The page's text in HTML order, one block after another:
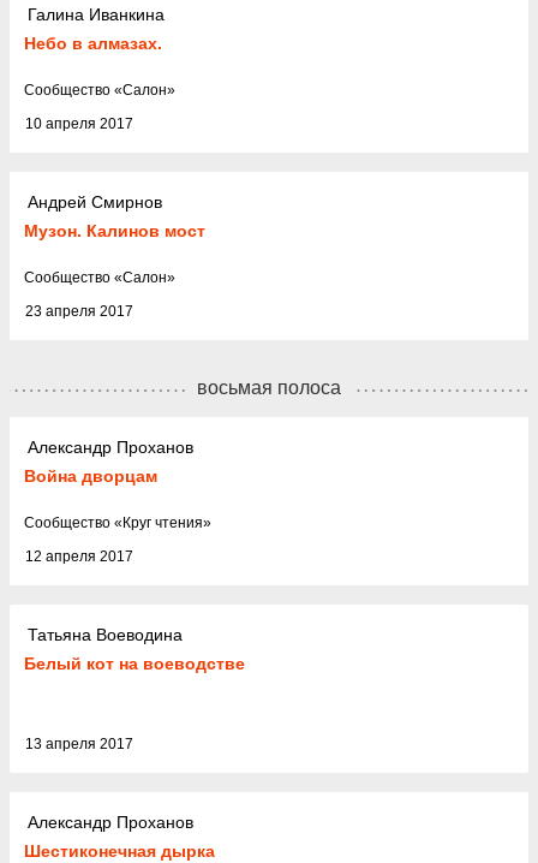
Галина Иванкина
Небо в алмазах.
10 апреля 2017
Cообщество «Салон»
Андрей Смирнов
Музон. Калинов мост
23 апреля 2017
Cообщество «Салон»
восьмая полоса
Александр Проханов
Война дворцам
12 апреля 2017
Cообщество « Круг чтения»
Татьяна Воеводина
Белый кот на воеводстве
13 апреля 2017
Александр Проханов
Шестиконечная дырка